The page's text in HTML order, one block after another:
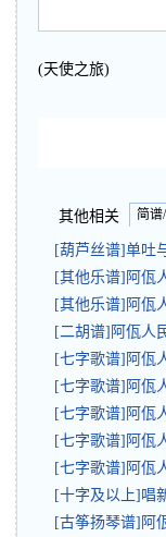
(天使之旅)
其他相关 简谱
[葫芦丝谱]单吐
[其他乐谱]阿佤
[其他乐谱]阿佤
[二胡谱]阿佤人
[七字歌谱]阿佤
[七字歌谱]阿佤
[七字歌谱]阿佤
[七字歌谱]阿佤
[七字歌谱]阿佤
[十字及以上]唱
[古筝扬琴谱]阿